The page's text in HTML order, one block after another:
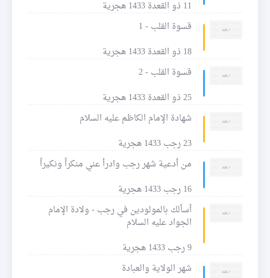
11 ذو القعدة 1433 هجرية
قسوة القلب - 1
18 ذو القعدة 1433 هجرية
قسوة القلب - 2
25 ذو القعدة 1433 هجرية
شهادة الإمام الكاظم عليه السلام
23 رجب 1433 هجرية
من أدعية شهر رجب وادرأ عني منكراً ونكيراً
16 رجب 1433 هجرية
أسألك بالمولودين في رجب - ولادة الإمام
الجواد عليه السلام
9 رجب 1433 هجرية
شهر الولاية والعبادة